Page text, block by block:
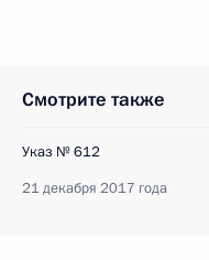
Смотрите также
Указ № 612
21 декабря 2017 года